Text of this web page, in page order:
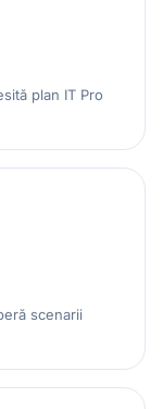
plan IT Pro
scenarii